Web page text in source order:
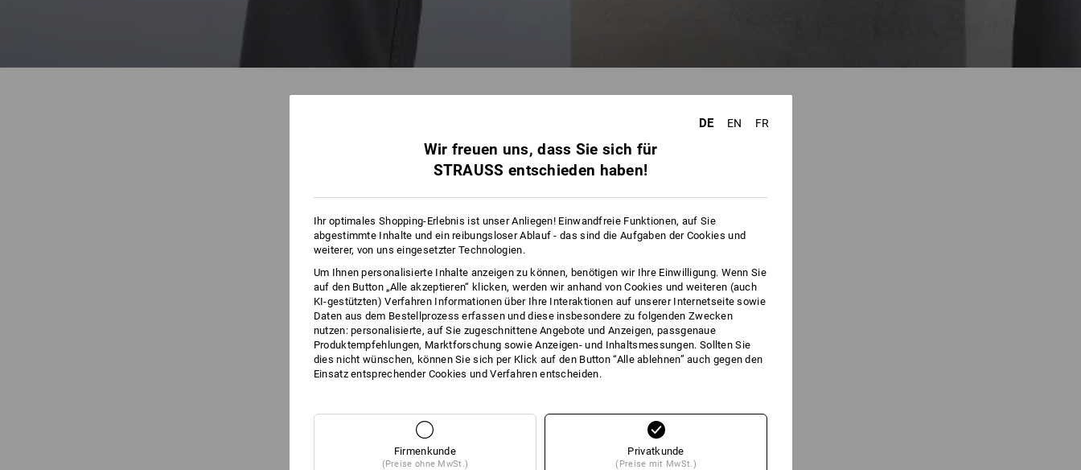
Schnell zur perfekten Passform
DE EN FR
Wir freuen uns, dass Sie sich für
STRAUSS entschieden haben!
Ihr optimales Shopping-Erlebnis ist unser Anliegen! Einwandfreie Funktionen, auf Sie
abgestimmte Inhalte und ein reibungsloser Ablauf - das sind die Aufgaben der Cookies und
weiterer, von uns eingesetzter Technologien.
Um Ihnen personalisierte Inhalte anzeigen zu können, benötigen wir Ihre Einwilligung. Wenn Sie
auf den Button „Alle akzeptieren“ klicken, werden wir anhand von Cookies und weiteren (auch
KI-gestützten) Verfahren Informationen über Ihre Interaktionen auf unserer Internetseite sowie
Daten aus dem Bestellprozess erfassen und diese insbesondere zu folgenden Zwecken
nutzen: personalisierte, auf Sie zugeschnittene Angebote und Anzeigen, passgenaue
Produktempfehlungen, Marktforschung sowie Anzeigen- und Inhaltsmessungen. Sollten Sie
dies nicht wünschen, können Sie sich per Klick auf den Button “Alle ablehnen” auch gegen den
Einsatz entsprechender Cookies und Verfahren entscheiden.
Firmenkunde
(Preise ohne MwSt.)
Privatkunde
(Preise mit MwSt.)